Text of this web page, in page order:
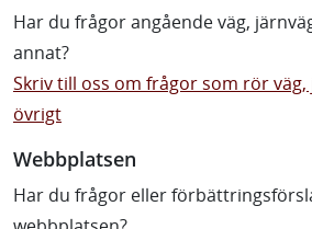
Har du frågor angående väg,
annat?
Skriv till oss om frågor som rör
övrigt
Webbplatsen
Har du frågor eller